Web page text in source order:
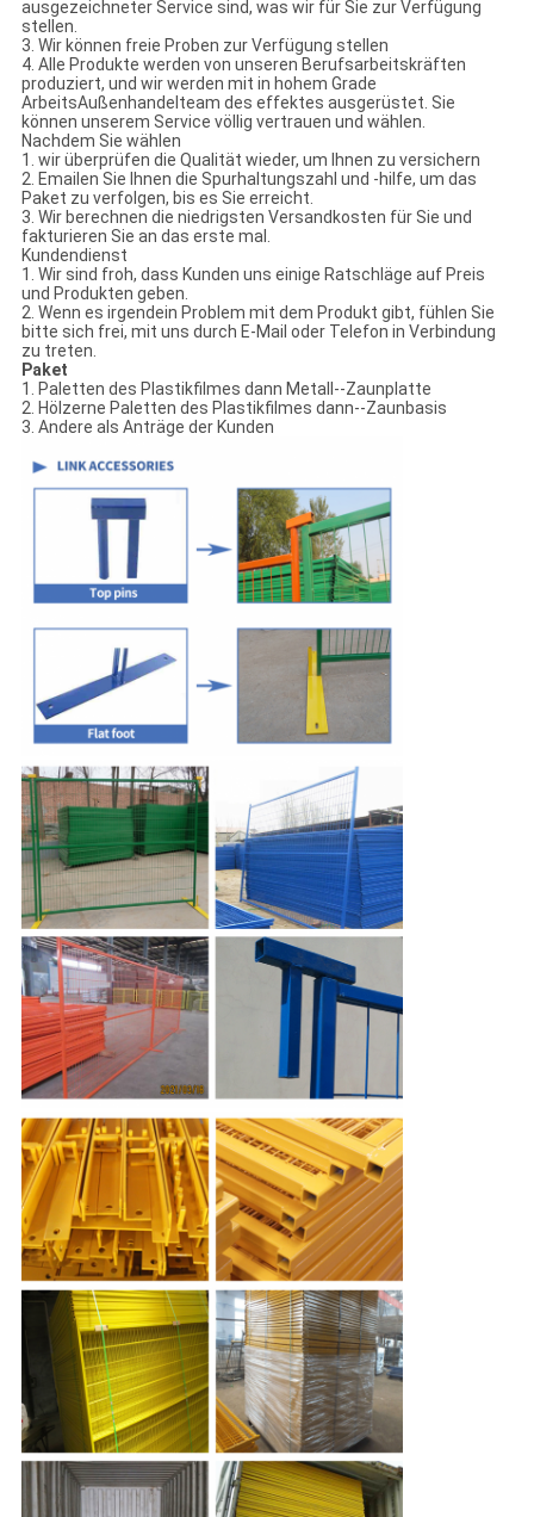
ausgezeichneter Service sind, was wir für Sie zur Verfügung
stellen.
3. Wir können freie Proben zur Verfügung stellen
4. Alle Produkte werden von unseren Berufsarbeitskräften
produziert, und wir werden mit in hohem Grade
ArbeitsAußenhandelteam des effektes ausgerüstet. Sie
können unserem Service völlig vertrauen und wählen.
Nachdem Sie wählen
1. wir überprüfen die Qualität wieder, um Ihnen zu versichern
2. Emailen Sie Ihnen die Spurhaltungszahl und -hilfe, um das
Paket zu verfolgen, bis es Sie erreicht.
3. Wir berechnen die niedrigsten Versandkosten für Sie und
fakturieren Sie an das erste mal.
Kundendienst
1. Wir sind froh, dass Kunden uns einige Ratschläge auf Preis
und Produkten geben.
2. Wenn es irgendein Problem mit dem Produkt gibt, fühlen Sie
bitte sich frei, mit uns durch E-Mail oder Telefon in Verbindung
zu treten.
Paket
1. Paletten des Plastikfilmes dann Metall--Zaunplatte
2. Hölzerne Paletten des Plastikfilmes dann--Zaunbasis
3. Andere als Anträge der Kunden